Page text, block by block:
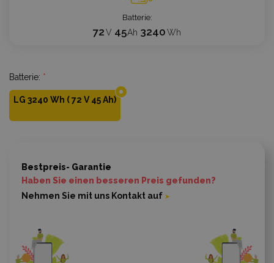
Batterie
72V 45Ah 3240Wh
Batterie: *
LG 3240 Wh ( 72 V 45 Ah)
Bestpreis- Garantie
Haben Sie einen besseren Preis gefunden?
Nehmen Sie mit uns Kontakt auf